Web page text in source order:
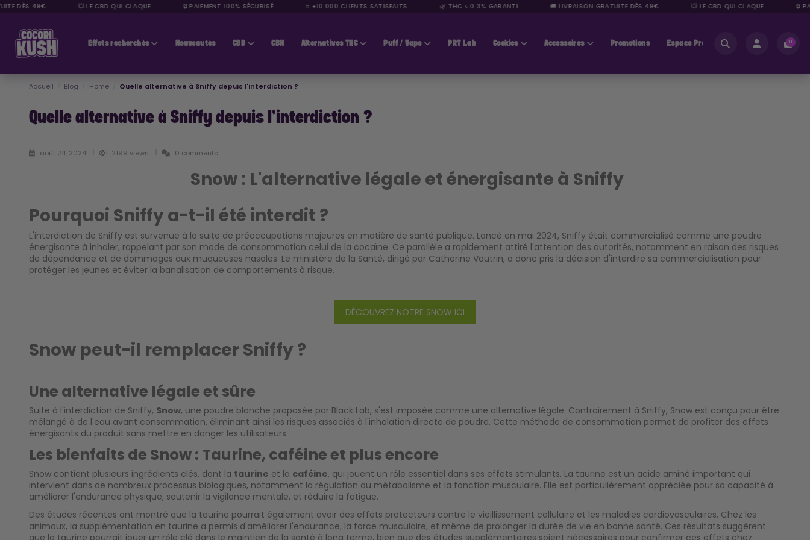
DÈS 49€ 💥 LE CBD QUI CLAQUE 🔒 PAIEMENT 100% SÉCURISÉ ⭐ +10 000 CLIENTS SATISFAITS 🌿 THC < 0.3% GARANTI 🚚 LIVRAISON GRATUITE DÈS 49€ 💥 LE CBD QUI CLAQUE 🔒
Effets recherchés Nouveautés CBD CBN Alternatives THC Puff / Vape PRT Lab Cookies Accessoires Promotions Espace Pros 0
Accueil Blog Home Quelle alternative à Sniffy depuis l'interdiction ?
Quelle alternative à Sniffy depuis l'interdiction ?
août 24, 2024 2199 views 0 comments
Snow : L'alternative légale et énergisante à Sniffy
Pourquoi Sniffy a-t-il été interdit ?
L'interdiction de Sniffy est survenue à la suite de préoccupations majeures en matière de santé publique. Lancé en mai 2024, Sniffy était commercialisé comme une poudre
énergisante à inhaler, rappelant par son mode de consommation celui de la cocaïne. Ce parallèle a rapidement attiré l'attention des autorités, notamment en raison des risques
de dépendance et de dommages aux muqueuses nasales. Le ministère de la Santé, dirigé par Catherine Vautrin, a donc pris la décision d'interdire sa commercialisation pour
protéger les jeunes et éviter la banalisation de comportements à risque.
DÉCOUVREZ NOTRE SNOW ICI
Snow peut-il remplacer Sniffy ?
Une alternative légale et sûre
Suite à l'interdiction de Sniffy, Snow, une poudre blanche proposée par Black Lab, s'est imposée comme une alternative légale. Contrairement à Sniffy, Snow est conçu pour être
mélangé à de l'eau avant consommation, éliminant ainsi les risques associés à l'inhalation directe de poudre. Cette méthode de consommation permet de profiter des effets
énergisants du produit sans mettre en danger les utilisateurs.
Les bienfaits de Snow : Taurine, caféine et plus encore
Snow contient plusieurs ingrédients clés, dont la taurine et la caféine, qui jouent un rôle essentiel dans ses effets stimulants. La taurine est un acide aminé important qui
intervient dans de nombreux processus biologiques, notamment la régulation du métabolisme et la fonction musculaire. Elle est particulièrement appréciée pour sa capacité à
améliorer l'endurance physique, soutenir la vigilance mentale, et réduire la fatigue.
Des études récentes ont montré que la taurine pourrait également avoir des effets protecteurs contre le vieillissement cellulaire et les maladies cardiovasculaires. Chez les
animaux, la supplémentation en taurine a permis d'améliorer l'endurance, la force musculaire, et même de prolonger la durée de vie en bonne santé. Ces résultats suggèrent